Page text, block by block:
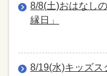
8/8(土)おはなし
縁日」
8/19(水)キッズ